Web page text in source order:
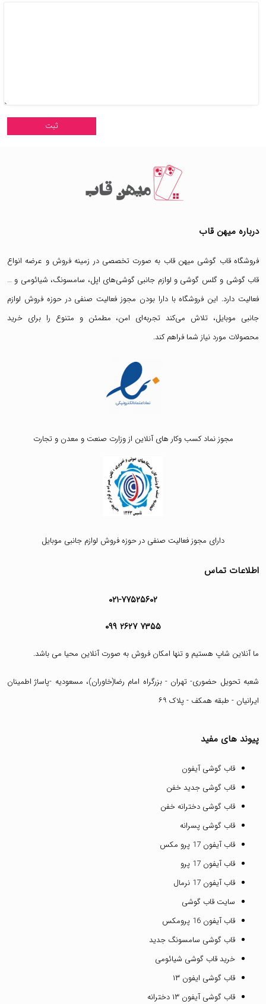
درباره میهن قاب
فروشگاه قاب گوشی میهن قاب به صورت تخصصی در زمینه فروش و عرضه انواع
قاب گوشی وگلس گوشی و لوازم جانبی گوشی‌های اپل، سامسونگ، شیائومی و …
فعالیت دارد. این فروشگاه با دارا بودن مجوز فعالیت صنفی در حوزه فروش لوازم
جانبی موبایل، تلاش می‌کند تجربه‌ای امن، مطمئن و متنوع را برای خرید
محصولات مورد نیاز شما فراهم کند.
مجوز نماد کسب وکار های آنلاین از وزارت صنعت و معدن و تجارت
دارای مجوز فعالیت صنفی در حوزه فروش لوازم جانبی موبایل
اطلاعات تماس
۰۲۱-۷۷۵۲۵۶۰۲
۰۹۹ ۲۶۲۷ ۷۳۵۵
ما آنلاین شاپ هستیم و تنها امکان فروش به صورت آنلاین محیا می باشد.
شعبه تحویل حضوری- تهران - بزرگراه امام رضا(خاوران)، مسعودیه -پاساژ اطمینان
ایرانیان - طبقه همکف - پلاک ۶۹
پیوند های مفید
قاب گوشی آیفون
قاب گوشی جدید خفن
قاب گوشی دخترانه خفن
قاب گوشی پسرانه
قاب آیفون 17 پرو مکس
قاب آیفون 17 پرو
قاب آیفون 17 نرمال
سایت قاب گوشی
قاب آیفون 16 پرومکس
قاب گوشی سامسونگ جدید
خرید قاب گوشی شیائومی
قاب گوشی ایفون ۱۳
قاب گوشی آیفون ۱۳ دخترانه